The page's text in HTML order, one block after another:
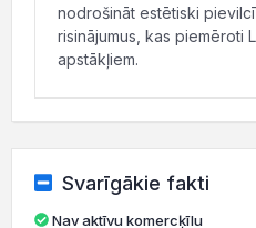
nodrošināt estētiski
risinājumus, kas piemēroti
apstākļiem.
Svarīgākie fakti
Nav aktīvu komercķīlu